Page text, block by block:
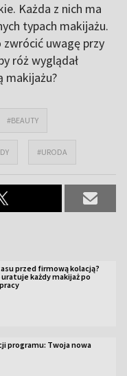
Każda z nich ma
typach makijażu.
zwrócić uwagę przy
róż wyglądał
makijażu?
#BEAUTY
#URODA
przed firmową kolacją?
każdy makijaż po
programu: Twoja nowa